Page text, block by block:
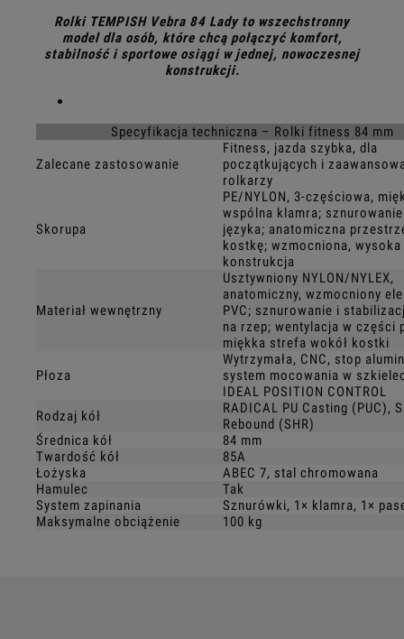
Rolki TEMPISH Vebra 84 Lady to wszechstronny
model dla osób, które chcą połączyć komfort,
stabilność i sportowe osiągi w jednej, nowoczesnej
konstrukcji.
Specyfikacja techniczna – Rolki fitness 84 mm
Zalecane zastosowanie
Fitness, jazda szybka, dla
początkujących i
rolkarzy
Skorupa
PE/NYLON, 3-częściowa,
wspólna klamra;
języka; anatomiczna
kostkę; wzmocniona, wysoka
konstrukcja
Materiał wewnętrzny
Usztywniony NYLON/NYLEX,
anatomiczny, wzmocniony
PVC; sznurowanie i
na rzep; wentylacja w części
miękka strefa wokół kostki
Płoza
Wytrzymała, CNC, stop
system mocowania w
IDEAL POSITION CONTROL
Rodzaj kół
RADICAL PU Casting (PUC),
Rebound (SHR)
Średnica kół
84 mm
Twardość kół
85A
Łożyska
ABEC 7, stal chromowana
Hamulec
Tak
System zapinania
Sznurówki, 1× klamra, 1×
Maksymalne obciążenie
100 kg